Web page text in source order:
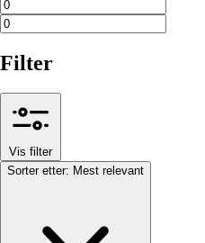
Filter
Vis filter
Sorter etter: Mest relevant